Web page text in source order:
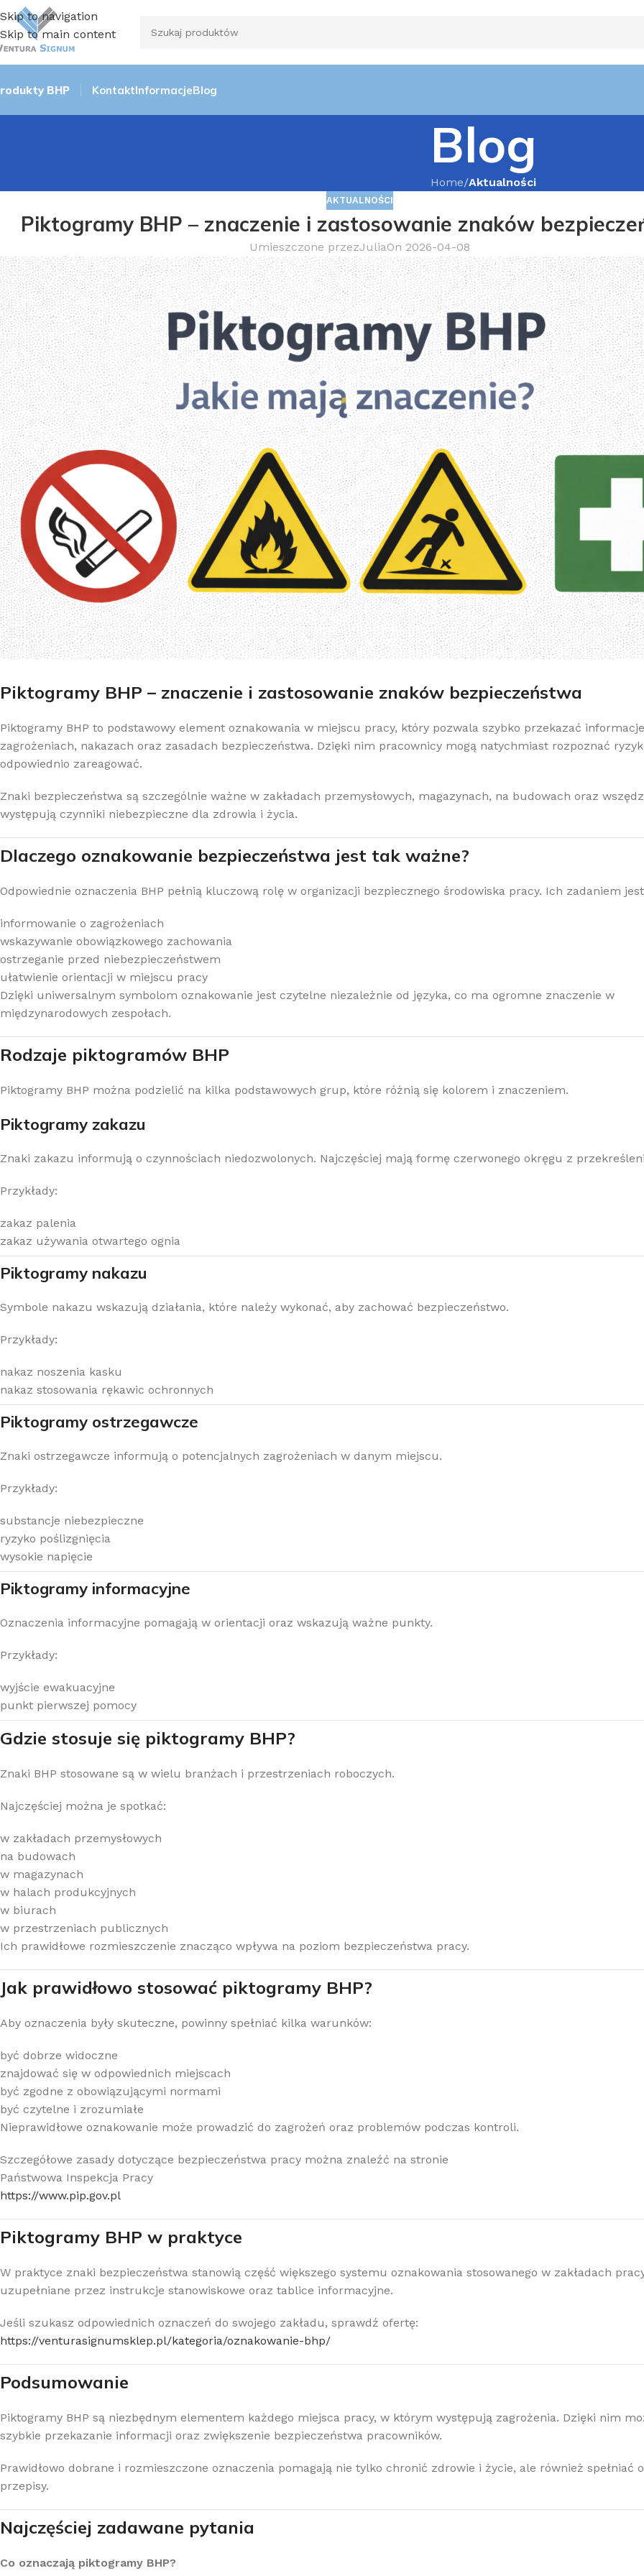
Skip to navigation
Skip to main content
BHP KontaktInformacjeBlog
Blog
Home/Aktualności
AKTUALNOŚCI
Piktogramy BHP – znaczenie i zastosowanie znaków
Umieszczone przezJuliaOn 2026-04-08
Piktogramy BHP – znaczenie i zastosowanie znaków bezpieczeństwa
Piktogramy BHP to podstawowy element oznakowania w miejscu pracy, który pozwala szybko przekazać
zagrożeniach, nakazach oraz zasadach bezpieczeństwa. Dzięki nim pracownicy mogą natychmiast rozpoznać
odpowiednio zareagować.
Znaki bezpieczeństwa są szczególnie ważne w zakładach przemysłowych, magazynach, na budowach oraz
występują czynniki niebezpieczne dla zdrowia i życia.
Dlaczego oznakowanie bezpieczeństwa jest tak ważne?
Odpowiednie oznaczenia BHP pełnią kluczową rolę w organizacji bezpiecznego środowiska pracy. Ich zadaniem
informowanie o zagrożeniach
wskazywanie obowiązkowego zachowania
ostrzeganie przed niebezpieczeństwem
ułatwienie orientacji w miejscu pracy
Dzięki uniwersalnym symbolom oznakowanie jest czytelne niezależnie od języka, co ma ogromne znaczenie w
międzynarodowych zespołach.
Rodzaje piktogramów BHP
Piktogramy BHP można podzielić na kilka podstawowych grup, które różnią się kolorem i znaczeniem.
Piktogramy zakazu
Znaki zakazu informują o czynnościach niedozwolonych. Najczęściej mają formę czerwonego okręgu z
Przykłady:
zakaz palenia
zakaz używania otwartego ognia
Piktogramy nakazu
Symbole nakazu wskazują działania, które należy wykonać, aby zachować bezpieczeństwo.
Przykłady:
nakaz noszenia kasku
nakaz stosowania rękawic ochronnych
Piktogramy ostrzegawcze
Znaki ostrzegawcze informują o potencjalnych zagrożeniach w danym miejscu.
Przykłady:
substancje niebezpieczne
ryzyko poślizgnięcia
wysokie napięcie
Piktogramy informacyjne
Oznaczenia informacyjne pomagają w orientacji oraz wskazują ważne punkty.
Przykłady:
wyjście ewakuacyjne
punkt pierwszej pomocy
Gdzie stosuje się piktogramy BHP?
Znaki BHP stosowane są w wielu branżach i przestrzeniach roboczych.
Najczęściej można je spotkać:
w zakładach przemysłowych
na budowach
w magazynach
w halach produkcyjnych
w biurach
w przestrzeniach publicznych
Ich prawidłowe rozmieszczenie znacząco wpływa na poziom bezpieczeństwa pracy.
Jak prawidłowo stosować piktogramy BHP?
Aby oznaczenia były skuteczne, powinny spełniać kilka warunków:
być dobrze widoczne
znajdować się w odpowiednich miejscach
być zgodne z obowiązującymi normami
być czytelne i zrozumiałe
Nieprawidłowe oznakowanie może prowadzić do zagrożeń oraz problemów podczas kontroli.
Szczegółowe zasady dotyczące bezpieczeństwa pracy można znaleźć na stronie
Państwowa Inspekcja Pracy
https://www.pip.gov.pl
Piktogramy BHP w praktyce
W praktyce znaki bezpieczeństwa stanowią część większego systemu oznakowania stosowanego w zakładach
uzupełniane przez instrukcje stanowiskowe oraz tablice informacyjne.
Jeśli szukasz odpowiednich oznaczeń do swojego zakładu, sprawdź ofertę:
https://venturasignumsklep.pl/kategoria/oznakowanie-bhp/
Podsumowanie
Piktogramy BHP są niezbędnym elementem każdego miejsca pracy, w którym występują zagrożenia. Dzięki nim
szybkie przekazanie informacji oraz zwiększenie bezpieczeństwa pracowników.
Prawidłowo dobrane i rozmieszczone oznaczenia pomagają nie tylko chronić zdrowie i życie, ale również spełniać
przepisy.
Najczęściej zadawane pytania
Co oznaczają piktogramy BHP?